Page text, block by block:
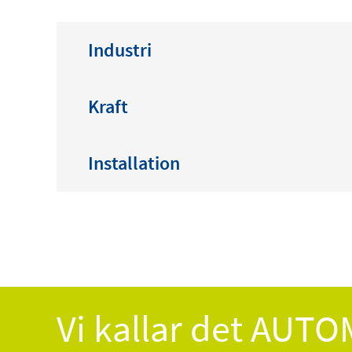
Industri
Kraft
Installation
Vi kallar det